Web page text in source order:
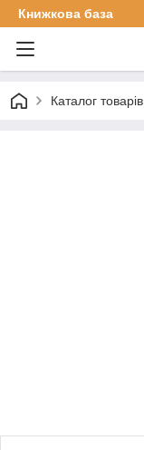
Книжкова база
Каталог товарів